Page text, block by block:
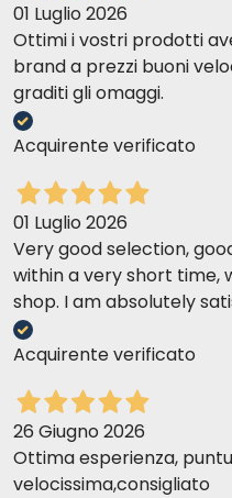
01 Luglio 2026
Ottimi i vostri prodotti
brand a prezzi buoni
graditi gli omaggi.
Acquirente verificato
01 Luglio 2026
Very good selection,
within a very short time,
shop. I am absolutely
Acquirente verificato
26 Giugno 2026
Ottima esperienza,
velocissima,consigliato